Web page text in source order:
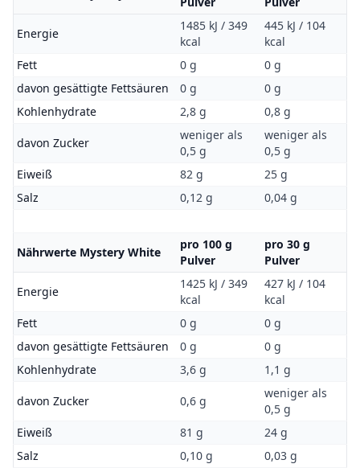
Energie
1485 kJ / 349
kcal
445 kJ / 104
kcal
Fett
0 g
0 g
davon gesättigte Fettsäuren
0 g
0 g
Kohlenhydrate
2,8 g 0,8 g
davon Zucker
weniger als
0,5 g
weniger als
0,5 g
Eiweiß
82 g
25 g
Salz
0,12 g 0,04 g
Nährwerte Mystery White
pro 100 g
Pulver
pro 30 g
Pulver
Energie
1425 kJ / 349
kcal
427 kJ / 104
kcal
Fett
0 g
0 g
davon gesättigte Fettsäuren
0 g
0 g
Kohlenhydrate
3,6 g 1,1 g
davon Zucker 0,6 g
weniger als
0,5 g
Eiweiß
81 g
24 g
Salz
0,10 g 0,03 g